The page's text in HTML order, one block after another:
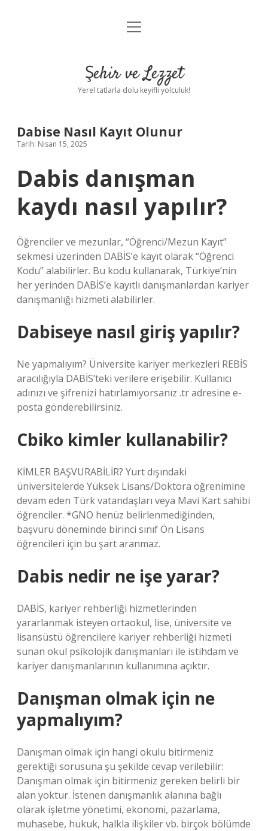
Anasayfa
Yasal Uyarı
menüyü
Şehir ve Lezzet
Yerel tatlarla dolu keyifli yolculuk!
Dabise Nasıl Kayıt Olunur
Tarih: Nisan 15, 2025
Dabis danışman
kaydı nasıl yapılır?
Öğrenciler ve mezunlar, “Öğrenci/Mezun Kayıt”
sekmesi üzerinden DABİS’e kayıt olarak “Öğrenci
Kodu” alabilirler. Bu kodu kullanarak, Türkiye’nin
her yerinden DABİS’e kayıtlı danışmanlardan kariyer
danışmanlığı hizmeti alabilirler.
Dabiseye nasıl giriş yapılır?
Ne yapmalıyım? Üniversite kariyer merkezleri REBİS
aracılığıyla DABİS’teki verilere erişebilir. Kullanıcı
adınızı ve şifrenizi hatırlamıyorsanız .tr adresine e-
posta gönderebilirsiniz.
Cbiko kimler kullanabilir?
KİMLER BAŞVURABİLİR? Yurt dışındaki
üniversitelerde Yüksek Lisans/Doktora öğrenimine
devam eden Türk vatandaşları veya Mavi Kart sahibi
öğrenciler. *GNO henüz belirlenmediğinden,
başvuru döneminde birinci sınıf Ön Lisans
öğrencileri için bu şart aranmaz.
Dabis nedir ne işe yarar?
DABİS, kariyer rehberliği hizmetlerinden
yararlanmak isteyen ortaokul, lise, üniversite ve
lisansüstü öğrencilere kariyer rehberliği hizmeti
sunan okul psikolojik danışmanları ile istihdam ve
kariyer danışmanlarının kullanımına açıktır.
Danışman olmak için ne
yapmalıyım?
Danışman olmak için hangi okulu bitirmeniz
gerektiği sorusuna şu şekilde cevap verilebilir:
Danışman olmak için bitirmeniz gereken belirli bir
alan yoktur. İstenen danışmanlık alanına bağlı
olarak işletme yönetimi, ekonomi, pazarlama,
muhasebe, hukuk, halkla ilişkiler vb. birçok bölümde